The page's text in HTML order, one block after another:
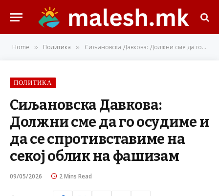
Home » Политика » Сиљановска Давкова: Должни сме да го осудиме и да се спротивставиме на секој облик на фашизам
ПОЛИТИКА
Сиљановска Давкова:
Должни сме да го осудиме и
да се спротивставиме на
секој облик на фашизам
09/05/2026 2 Mins Read